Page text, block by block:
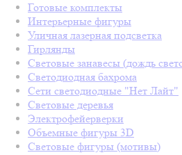
Готовые комплекты
Интерьерные фигуры
Уличная лазерная подсветка
Гирлянды
Световые занавесы (дождь
Светодиодная бахрома
Сети светодиодные "Нет Лайт"
Световые деревья
Электрофейерверки
Объемные фигуры 3D
Световые фигуры (мотивы)